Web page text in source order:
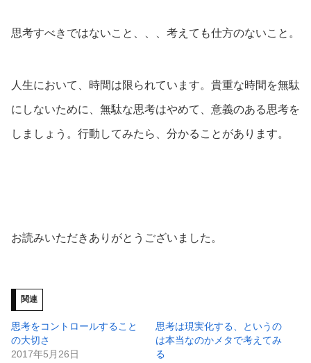
思考すべきではないこと、、、考えても仕方のないこと。
人生において、時間は限られています。貴重な時間を無駄
にしないために、無駄な思考はやめて、意義のある思考を
しましょう。行動してみたら、分かることがあります。
お読みいただきありがとうございました。
関連
思考をコントロールすること
の大切さ
2017年5月26日
思考は現実化する、というの
は本当なのかメタで考えてみ
る